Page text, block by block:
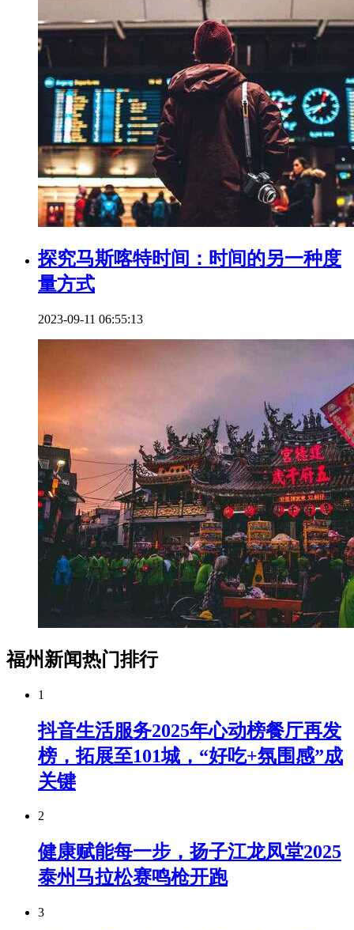
探究马斯喀特时间：时间的另一种度
量方式
2023-09-11 06:55:13
福州新闻热门排行
1
抖音生活服务2025年心动榜餐厅再发
榜，拓展至101城，“好吃+氛围感”成
关键
2
健康赋能每一步，扬子江龙凤堂2025
泰州马拉松赛鸣枪开跑
3